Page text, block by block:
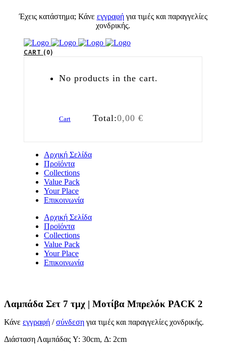
Έχεις κατάστημα; Κάνε εγγραφήγια τιμές και παραγγελίες
χονδρικής.
CART 0
No products in the cart.
Cart Total:0,00 €
Αρχική Σελίδα
Προϊόντα
Collections
Value Pack
Your Place
Επικοινωνία
Αρχική Σελίδα
Προϊόντα
Collections
Value Pack
Your Place
Επικοινωνία
Λαμπάδα Σετ 7 τμχ | Μοτίβα Μπρελόκ PACK 2
Κάνε εγγραφή /σύνδεση για τιμές και παραγγελίες χονδρικής.
Διάσταση Λαμπάδας Y: 30cm, Δ: 2cm